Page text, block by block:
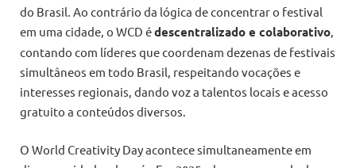
do Brasil. Ao contrário da lógica de concentrar o festival
em uma cidade, o WCD édescentralizado e colaborativo
contando com líderes que coordenam dezenas de festivais
simultâneos em todo Brasil, respeitando vocações e
interesses regionais, dando voz a talentos locais e acesso
gratuito a conteúdos diversos.
O World Creativity Day acontece simultaneamente em